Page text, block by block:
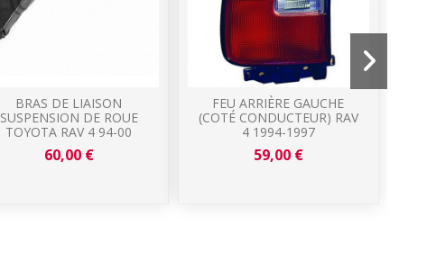
BRAS DE LIAISON
SUSPENSION DE ROUE
TOYOTA RAV 4 94-00
60,00 €
FEU ARRIÈRE GAUCHE
(COTÉ CONDUCTEUR) RAV
4 1994-1997
59,00 €